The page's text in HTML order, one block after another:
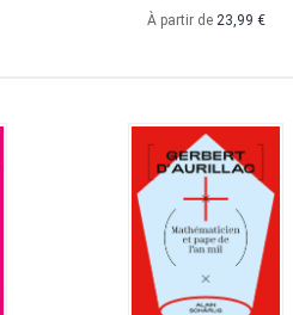
À partir de 23,99 €